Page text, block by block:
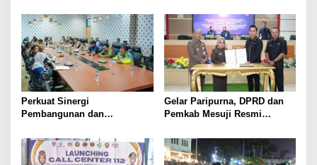
Tiga Venue Pelaksanaan
Soeratin Cup Piala Gubernur
Lampung
Langsung Instalasi
Pengolahan Pangan PT
Biomedika Nusantara Indah
Mesuji
Perkuat Sinergi
Pembangunan dan
DPRD Mesuji Gelar Rakor
Forkopimda
Gelar Paripurna, DPRD dan
Pemkab Mesuji Resmi
Pertanggungjawaban APBD
2025